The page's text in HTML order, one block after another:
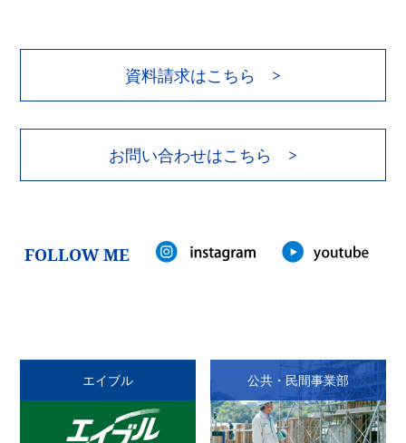
資料請求はこちら >
お問い合わせはこちら >
FOLLOW ME
エイブル 公共・民間事業部